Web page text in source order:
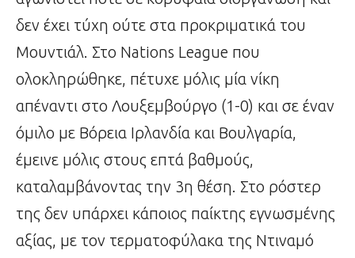
δεν έχει τύχη ούτε στα προκριματικά του
Μουντιάλ. Στο Nations League που
ολοκληρώθηκε, πέτυχε μόλις μία νίκη
απέναντι στο Λουξεμβούργο (1-0) και σε έναν
όμιλο με Βόρεια Ιρλανδία και Βουλγαρία,
έμεινε μόλις στους επτά βαθμούς,
καταλαμβάνοντας την 3η θέση. Στο ρόστερ
της δεν υπάρχει κάποιος παίκτης εγνωσμένης
αξίας, με τον τερματοφύλακα της Ντιναμό